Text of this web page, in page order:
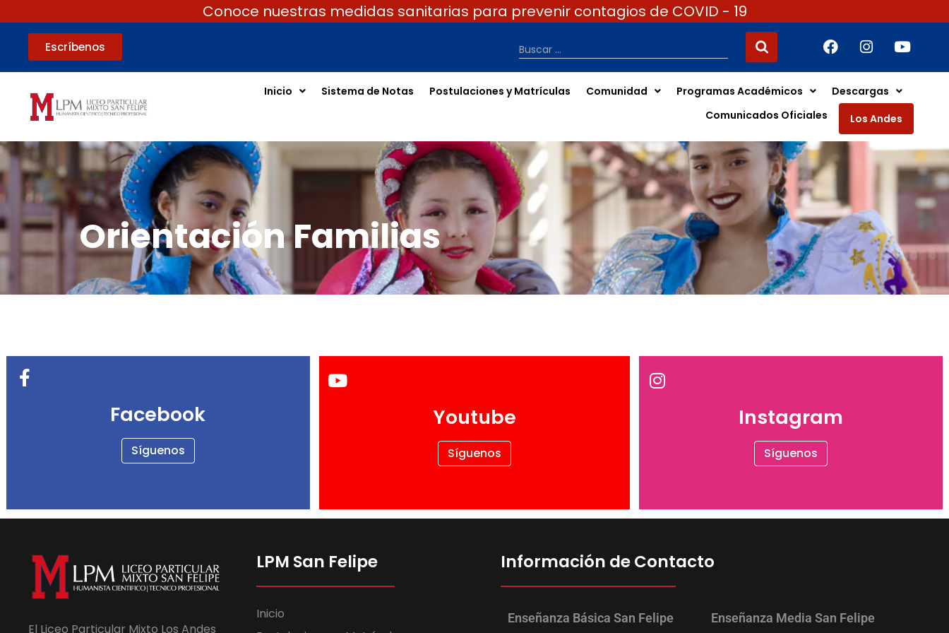
Conoce nuestras medidas sanitarias para prevenir contagios de COVID - 19
Escríbenos Buscar …
Inicio Sistema de Notas Postulaciones y Matrículas Comunidad Programas Académicos
Descargas
Comunicados Oficiales
Los Andes
Orientación Familias
Facebook
Síguenos
Youtube
Síguenos
Instagram
Síguenos
El Liceo Particular Mixto Los Andes
LPM San Felipe
Inicio
Información de Contacto
Enseñanza Básica San Felipe Enseñanza Media San Felipe